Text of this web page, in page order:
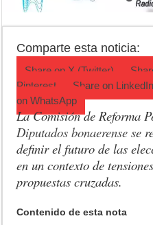
Ronda de Negocios: Luján
Campeonato TC JK: Diego
Comparte esta noticia:
Share on X (Twitter)
Pinterest
Share on LinkedIn
onWhatsApp
La Comisión de Reforma
Diputados bonaerense se
definir el futuro de las
en un contexto de
propuestas cruzadas.
Contenido de esta nota